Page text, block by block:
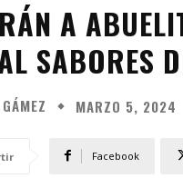
A
SABORES
MARZO 5, 2024
Facebook